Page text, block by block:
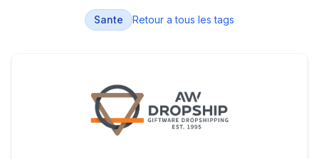
Sante Retour a tous les tags